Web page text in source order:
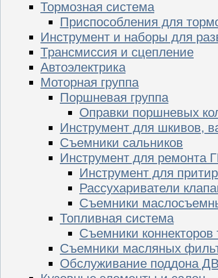
Тормозная система
Приспособления для
Инструмент и наборы для
Трансмиссия и сцепление
Автоэлектрика
Моторная группа
Поршневая группа
Оправки поршневых
Инструмент для шкивов,
Съемники сальников
Инструмент для ремонта
Инструмент для
Рассухариватели
Съемники
Топливная система
Съемники
Съемники масляных
Обслуживание поддона